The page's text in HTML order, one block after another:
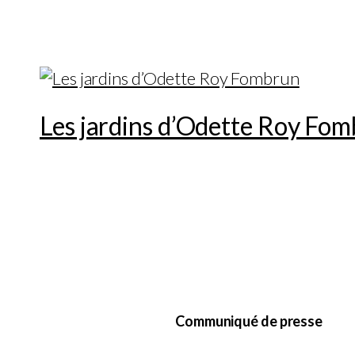
Les jardins d’Odette Roy
Communiqué de presse